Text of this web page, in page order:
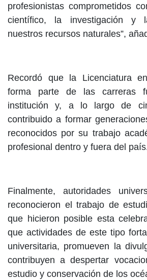
profesionistas comprometidos
científico, la investigación y
nuestros recursos naturales”,
Recordó que la Licenciatura
forma parte de las carreras
institución y, a lo largo de
contribuido a formar
reconocidos por su trabajo
profesional dentro y fuera del
Finalmente, autoridades
reconocieron el trabajo de
que hicieron posible esta
que actividades de este tipo
universitaria, promueven la
contribuyen a despertar
estudio y conservación de los